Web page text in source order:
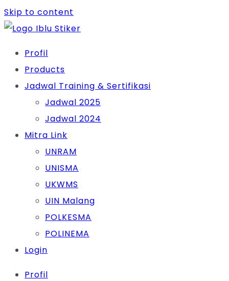
Skip to content
Profil
Products
Jadwal Training & Sertifikasi
Jadwal 2025
Jadwal 2024
Mitra Link
UNRAM
UNISMA
UKWMS
UIN Malang
POLKESMA
POLINEMA
Login
Profil